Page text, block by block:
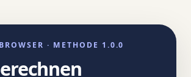
· METHODE 1.0.0